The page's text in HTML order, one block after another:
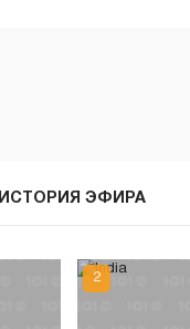
ИСТОРИЯ ЭФИРА